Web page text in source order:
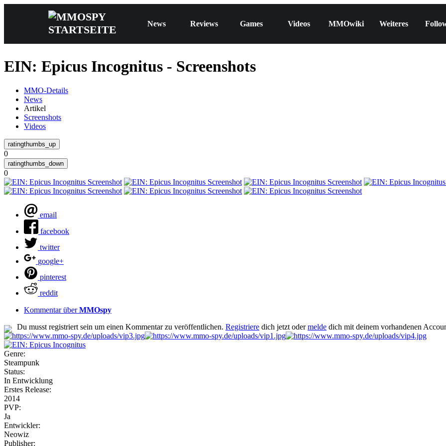
News Reviews Games Videos MMOwiki Weiteres
EIN: Epicus Incognitus - Screenshots
MMO-Details
News
Artikel
Screenshots
Videos
0
0
email
facebook
twitter
google+
pinterest
reddit
Kommentar überMMOspy
Du musst registriert sein um einen Kommentar zu veröffentlichen. Registriere dich jetzt odermelde dich mit deinem vorhandenen
Genre:
Steampunk
Status:
In Entwicklung
Erstes Release:
2014
PVP:
Ja
Entwickler:
Neowiz
Publisher: